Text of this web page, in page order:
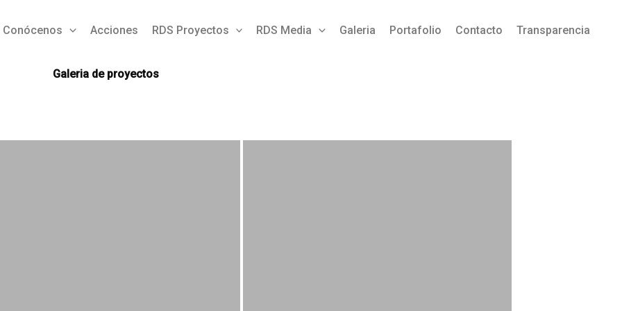
Conócenos Acciones RDS Proyectos RDS Media Galeria Portafolio Contacto Transparencia
Galeria de proyectos